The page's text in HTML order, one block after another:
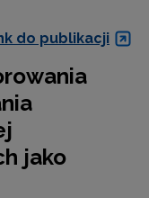
do publikacji
jako